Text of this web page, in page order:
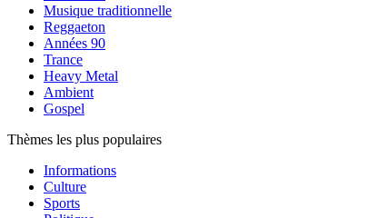
Musique traditionnelle
Reggaeton
Années 90
Trance
Heavy Metal
Ambient
Gospel
Thèmes les plus populaires
Informations
Culture
Sports